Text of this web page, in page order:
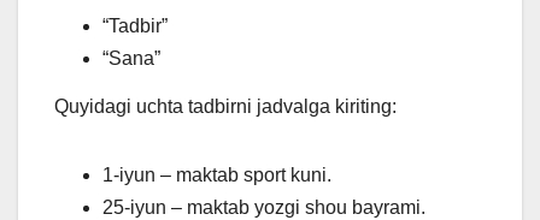
“Tadbir”
“Sana”
Quyidagi uchta tadbirni jadvalga kiriting:
1-iyun – maktab sport kuni.
25-iyun – maktab yozgi shou bayrami.